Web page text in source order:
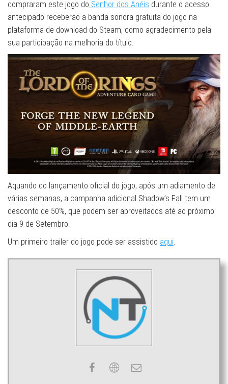
compraram este jogo do Senhor dos Anéis durante o acesso
antecipado receberão a banda sonora gratuita do jogo na
plataforma de download do Steam, como agradecimento pela
sua participação na melhoria do título.
Aquando do lançamento oficial do jogo, após um adiamento de
várias semanas, a campanha adicional Shadow’s Fall tem um
desconto de 50%, que podem ser aproveitados até ao próximo
dia 9 de Setembro.
Um primeiro trailer do jogo pode ser assistido aqui.